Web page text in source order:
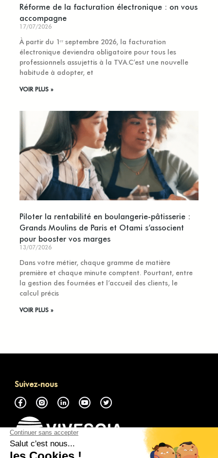
Réforme de la facturation électronique : on vous
accompagne
17/07/2026
À partir du 1ᵉʳ septembre 2026, la facturation
électronique deviendra obligatoire pour tous les
professionnels assujettis à la TVA.C’est une nouvelle
habitude à adopter, et
VOIR PLUS »
Piloter la rentabilité en boulangerie-pâtisserie :
Grands Moulins de Paris et Otami s’associent
pour booster vos marges
13/07/2026
Dans votre métier, chaque gramme de matière
première et chaque minute comptent. Pourtant, entre
la gestion des fournées et l’accueil des clients, le
calcul précis
VOIR PLUS »
Suivez-nous